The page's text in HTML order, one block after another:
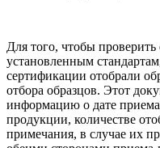
Для того, чтобы проверить
установленным
сертификации отобрали
отбора образцов. Этот
информацию о дате
продукции, количестве
примечания, в случае их